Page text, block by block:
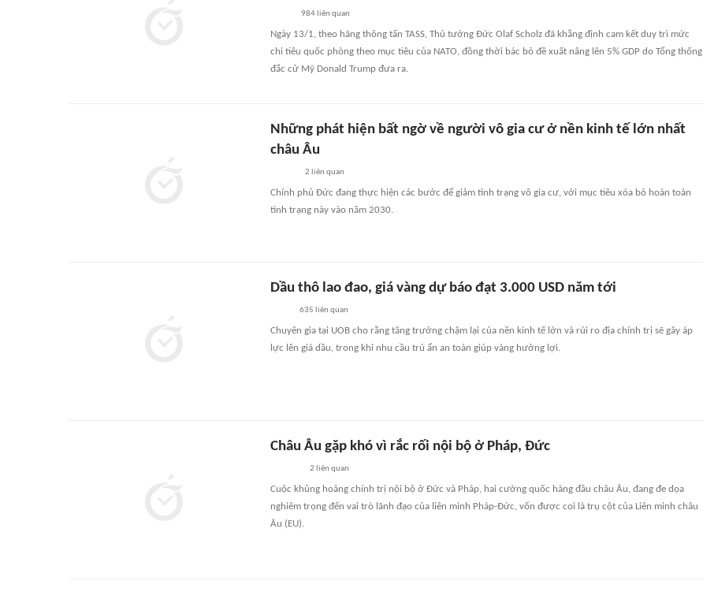
984 liên quan
Ngày 13/1, theo hãng thông tấn TASS, Thủ tướng Đức Olaf Scholz đã khẳng định cam kết duy trì mức
chi tiêu quốc phòng theo mục tiêu của NATO, đồng thời bác bỏ đề xuất nâng lên 5% GDP do Tổng thống
đắc cử Mỹ Donald Trump đưa ra.
Những phát hiện bất ngờ về người vô gia cư ở nền kinh tế lớn nhất
châu Âu
2 liên quan
Chính phủ Đức đang thực hiện các bước để giảm tình trạng vô gia cư, với mục tiêu xóa bỏ hoàn toàn
tình trạng này vào năm 2030.
Dầu thô lao đao, giá vàng dự báo đạt 3.000 USD năm tới
635 liên quan
Chuyên gia tại UOB cho rằng tăng trưởng chậm lại của nền kinh tế lớn và rủi ro địa chính trị sẽ gây áp
lực lên giá dầu, trong khi nhu cầu trú ẩn an toàn giúp vàng hưởng lợi.
Châu Âu gặp khó vì rắc rối nội bộ ở Pháp, Đức
2 liên quan
Cuộc khủng hoảng chính trị nội bộ ở Đức và Pháp, hai cường quốc hàng đầu châu Âu, đang đe dọa
nghiêm trọng đến vai trò lãnh đạo của liên minh Pháp-Đức, vốn được coi là trụ cột của Liên minh châu
Âu (EU).